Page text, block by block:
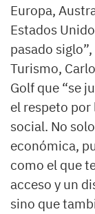
Europa,
Estados
pasado
Turismo,
Golf que “se
el respeto
social. No
económica,
como el que
acceso y un
sino que